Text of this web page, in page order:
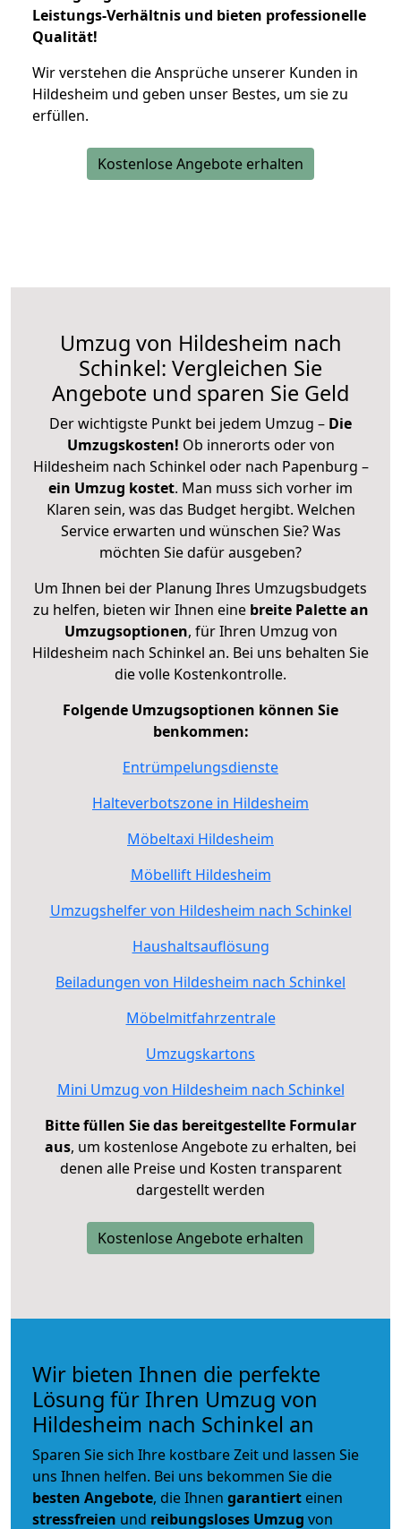
Leistungs-Verhältnis und bieten professionelle
Qualität!
Wir verstehen die Ansprüche unserer Kunden in
Hildesheim und geben unser Bestes, um sie zu
erfüllen.
Kostenlose Angebote erhalten
Umzug von Hildesheim nach
Schinkel: Vergleichen Sie
Angebote und sparen Sie Geld
Der wichtigste Punkt bei jedem Umzug – Die
Umzugskosten! Ob innerorts oder von
Hildesheim nach Schinkel oder nach Papenburg –
ein Umzug kostet. Man muss sich vorher im
Klaren sein, was das Budget hergibt. Welchen
Service erwarten und wünschen Sie? Was
möchten Sie dafür ausgeben?
Um Ihnen bei der Planung Ihres Umzugsbudgets
zu helfen, bieten wir Ihnen eine breite Palette an
Umzugsoptionen, für Ihren Umzug von
Hildesheim nach Schinkel an. Bei uns behalten Sie
die volle Kostenkontrolle.
Folgende Umzugsoptionen können Sie
benkommen:
Entrümpelungsdienste
Halteverbotszone in Hildesheim
Möbeltaxi Hildesheim
Möbellift Hildesheim
Umzugshelfer von Hildesheim nach Schinkel
Haushaltsauflösung
Beiladungen von Hildesheim nach Schinkel
Möbelmitfahrzentrale
Umzugskartons
Mini Umzug von Hildesheim nach Schinkel
Bitte füllen Sie das bereitgestellte Formular
aus, um kostenlose Angebote zu erhalten, bei
denen alle Preise und Kosten transparent
dargestellt werden
Kostenlose Angebote erhalten
Wir bieten Ihnen die perfekte
Lösung für Ihren Umzug von
Hildesheim nach Schinkel an
Sparen Sie sich Ihre kostbare Zeit und lassen Sie
uns Ihnen helfen. Bei uns bekommen Sie die
besten Angebote, die Ihnen garantiert einen
stressfreien und reibungsloses Umzug von